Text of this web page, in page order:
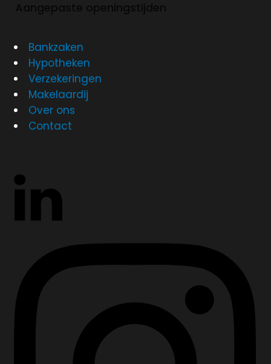
Bankzaken
Hypotheken
Verzekeringen
Makelaardij
Over ons
Contact